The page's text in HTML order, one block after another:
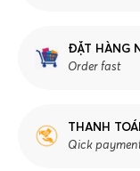
ĐẶT HÀNG
Order fast
THANH
Qick